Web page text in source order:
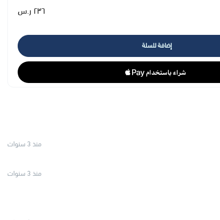
٢٣٦ ر.س
إضافة للسلة
منذ 3 سنوات
منذ 3 سنوات